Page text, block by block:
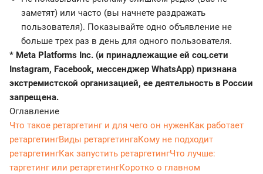
заметят) или часто (вы начнете раздражать
пользователя). Показывайте одно объявление не
больше трех раз в день для одного пользователя.
* Meta Platforms Inc. (и принадлежащие ей соц.сети
Instagram, Facebook, мессенджер WhatsApp) признана
экстремистской организацией, ее деятельность в России
запрещена.
Оглавление
Что такое ретаргетинг и для чего он нуженКак работает
ретаргетингВиды ретаргетингаКому не подходит
ретаргетингКак запустить ретаргетингЧто лучше:
таргетинг или ретаргетингКоротко о главном